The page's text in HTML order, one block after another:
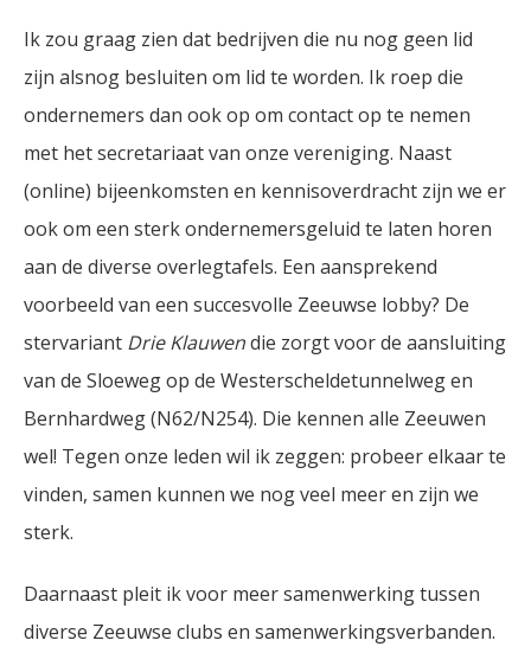
Ik zou graag zien dat bedrijven die nu nog geen lid
zijn alsnog besluiten om lid te worden. Ik roep die
ondernemers dan ook op om contact op te nemen
met het secretariaat van onze vereniging. Naast
(online) bijeenkomsten en kennisoverdracht zijn we er
ook om een sterk ondernemersgeluid te laten horen
aan de diverse overlegtafels. Een aansprekend
voorbeeld van een succesvolle Zeeuwse lobby? De
stervariant Drie Klauwendie zorgt voor de aansluiting
van de Sloeweg op de Westerscheldetunnelweg en
Bernhardweg (N62/N254). Die kennen alle Zeeuwen
wel! Tegen onze leden wil ik zeggen: probeer elkaar te
vinden, samen kunnen we nog veel meer en zijn we
sterk.
Daarnaast pleit ik voor meer samenwerking tussen
diverse Zeeuwse clubs en samenwerkingsverbanden.